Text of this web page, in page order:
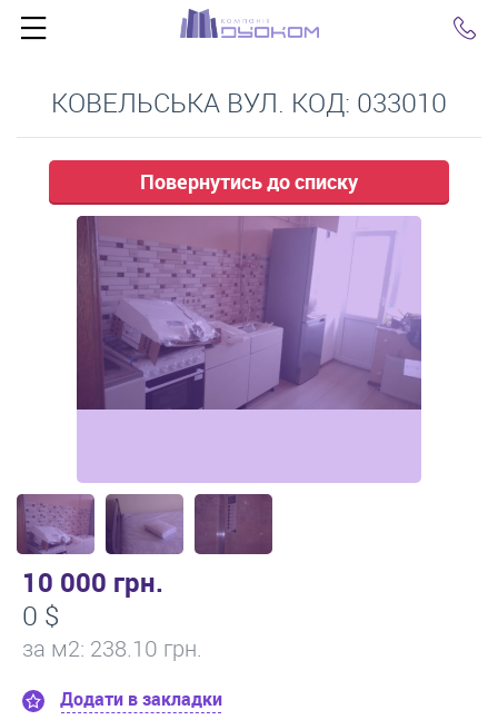
КОВЕЛЬСЬКА ВУЛ. КОД: 033010
Повернутись до списку
10 000 грн.
0 $
за м2: 238.10 грн.
Додати в закладки